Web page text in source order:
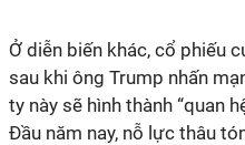
Ở diễn biến khác, cổ phiếu
sau khi ông Trump nhấn
ty này sẽ hình thành “quan
Đầu năm nay, nỗ lực thâu